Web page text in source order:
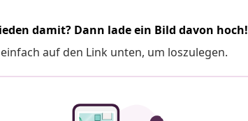
damit? Dann lade ein Bild davon hoch!
auf den Link unten, um loszulegen.